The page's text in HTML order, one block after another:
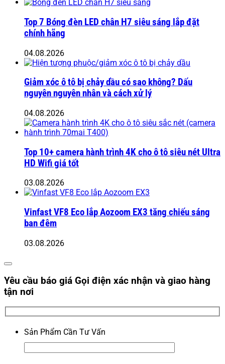
Top 7 Bóng đèn LED chân H7 siêu sáng lắp đặt
chính hãng
04.08.2026
Giảm xóc ô tô bị chảy dầu có sao không? Dấu
nguyên nguyên nhân và cách xử lý
04.08.2026
Top 10+ camera hành trình 4K cho ô tô siêu nét Ultra
HD Wifi giá tốt
03.08.2026
Vinfast VF8 Eco lắp Aozoom EX3 tăng chiếu sáng
ban đêm
03.08.2026
Yêu cầu báo giá Gọi điện xác nhận và giao hàng
tận nơi
Sản Phẩm Cần Tư Vấn